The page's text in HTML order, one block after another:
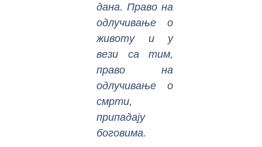
дана. Право на
одлучивање о
животу и у
вези са тим,
право на
одлучивање о
смрти,
припадају
боговима.